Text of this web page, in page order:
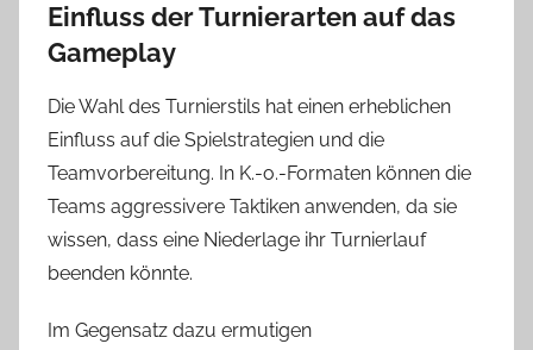
Einfluss der Turnierarten auf das
Gameplay
Die Wahl des Turnierstils hat einen erheblichen
Einfluss auf die Spielstrategien und die
Teamvorbereitung. In K.-o.-Formaten können die
Teams aggressivere Taktiken anwenden, da sie
wissen, dass eine Niederlage ihr Turnierlauf
beenden könnte.
Im Gegensatz dazu ermutigen